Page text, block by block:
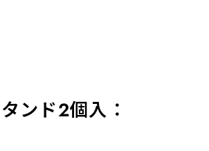
ンド2個入：